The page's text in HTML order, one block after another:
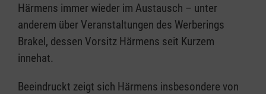
Härmens immer wieder im Austausch – unter
anderem über Veranstaltungen des Werberings
Brakel, dessen Vorsitz Härmens seit Kurzem
innehat.
Beeindruckt zeigt sich Härmens insbesondere von